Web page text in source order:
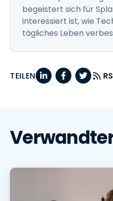
begeistert sich für
interessiert ist, wie
tägliches Leben
TEILEN